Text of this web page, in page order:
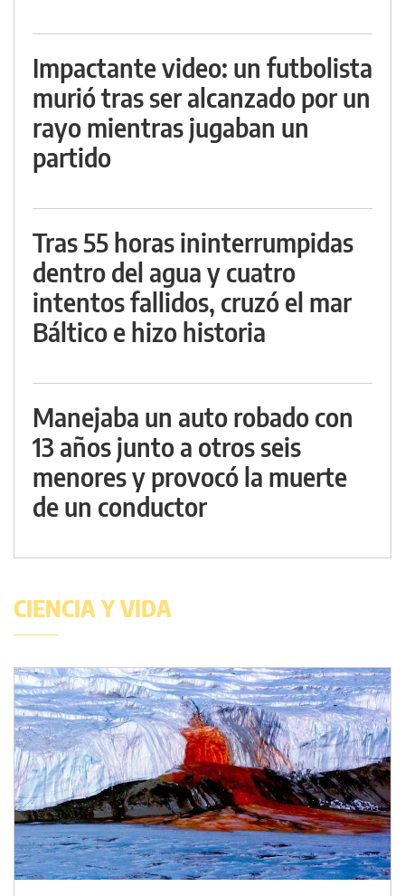
Impactante video: un futbolista
murió tras ser alcanzado por un
rayo mientras jugaban un
partido
Tras 55 horas ininterrumpidas
dentro del agua y cuatro
intentos fallidos, cruzó el mar
Báltico e hizo historia
Manejaba un auto robado con
13 años junto a otros seis
menores y provocó la muerte
de un conductor
CIENCIA Y VIDA